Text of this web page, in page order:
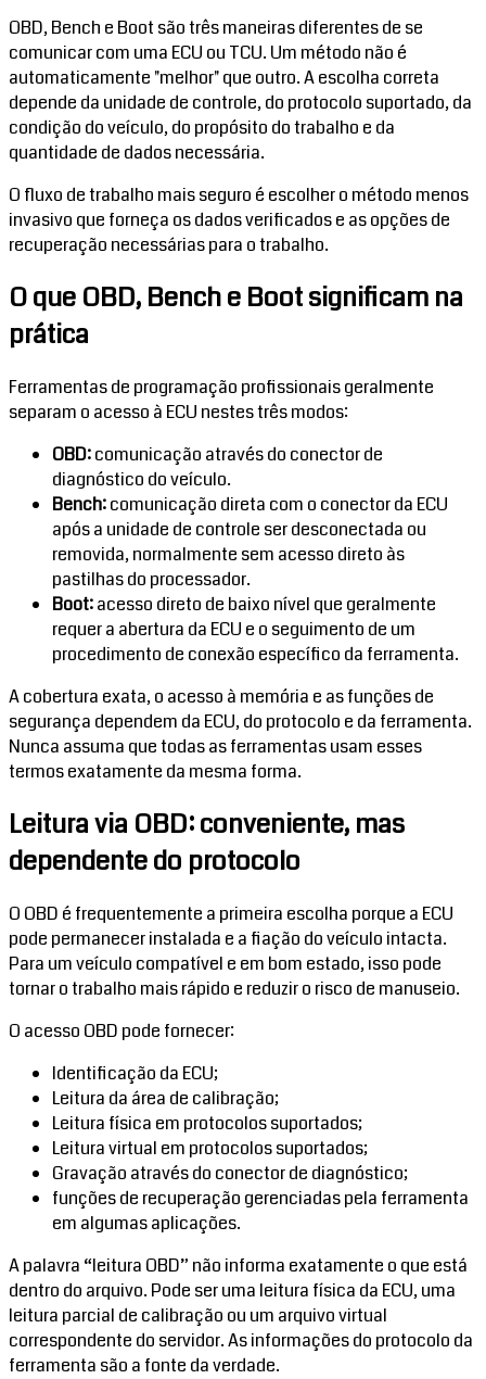
OBD, Bench e Boot são três maneiras diferentes de se
comunicar com uma ECU ou TCU. Um método não é
automaticamente "melhor" que outro. A escolha correta
depende da unidade de controle, do protocolo suportado, da
condição do veículo, do propósito do trabalho e da
quantidade de dados necessária.
O fluxo de trabalho mais seguro é escolher o método menos
invasivo que forneça os dados verificados e as opções de
recuperação necessárias para o trabalho.
O que OBD, Bench e Boot significam na
prática
Ferramentas de programação profissionais geralmente
separam o acesso à ECU nestes três modos:
OBD:comunicação através do conector de
diagnóstico do veículo.
Bench:comunicação direta com o conector da ECU
após a unidade de controle ser desconectada ou
removida, normalmente sem acesso direto às
pastilhas do processador.
Boot:acesso direto de baixo nível que geralmente
requer a abertura da ECU e o seguimento de um
procedimento de conexão específico da ferramenta.
A cobertura exata, o acesso à memória e as funções de
segurança dependem da ECU, do protocolo e da ferramenta.
Nunca assuma que todas as ferramentas usam esses
termos exatamente da mesma forma.
Leitura via OBD: conveniente, mas
dependente do protocolo
O OBD é frequentemente a primeira escolha porque a ECU
pode permanecer instalada e a fiação do veículo intacta.
Para um veículo compatível e em bom estado, isso pode
tornar o trabalho mais rápido e reduzir o risco de manuseio.
O acesso OBD pode fornecer:
Identificação da ECU;
Leitura da área de calibração;
Leitura física em protocolos suportados;
Leitura virtual em protocolos suportados;
Gravação através do conector de diagnóstico;
funções de recuperação gerenciadas pela ferramenta
em algumas aplicações.
A palavra “leitura OBD” não informa exatamente o que está
dentro do arquivo. Pode ser uma leitura física da ECU, uma
leitura parcial de calibração ou um arquivo virtual
correspondente do servidor. As informações do protocolo da
ferramenta são a fonte da verdade.